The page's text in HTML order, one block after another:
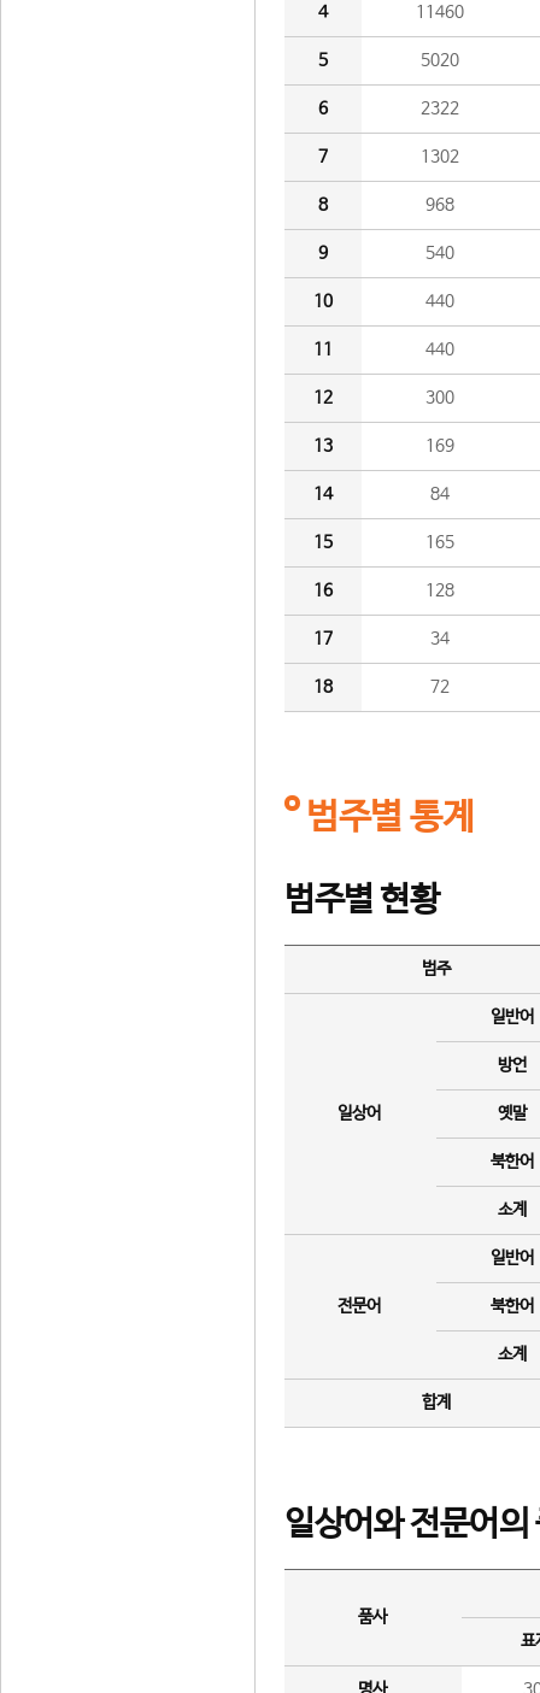
4 11460
5 5020
6 2322
7 1302
8 968
9 540
10 440
11 440
12 300
13 169
14 84
15 165
16 128
17 34
18 72
범주별 통계
범주별 현황
범주
일상어
일반어
방언
옛말
북한어
소계
전문어
일반어
북한어
소계
합계
일상어와 전문어의
품사
표